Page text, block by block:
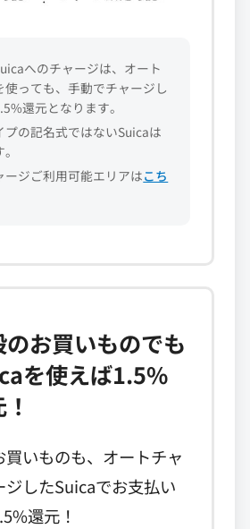
へのチャージは、オート
使っても、手動でチャージし
還元となります。
の記名式ではないSuicaは
ジご利用可能エリアはこち
のお買いものでも
を使えば1.5%
いものも、オートチャ
ジしたSuicaでお支払い
還元！